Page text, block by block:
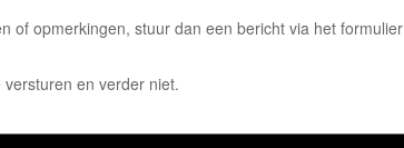
of opmerkingen, stuur dan een bericht via het formulier
en verder niet.